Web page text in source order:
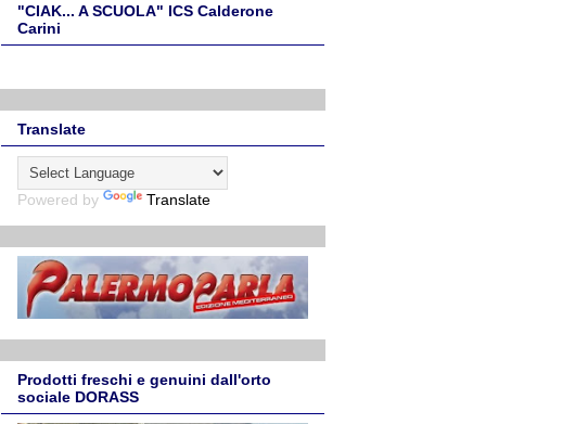
"CIAK... A SCUOLA" ICS Calderone
Carini
Translate
Powered by Translate
Prodotti freschi e genuini dall'orto
sociale DORASS